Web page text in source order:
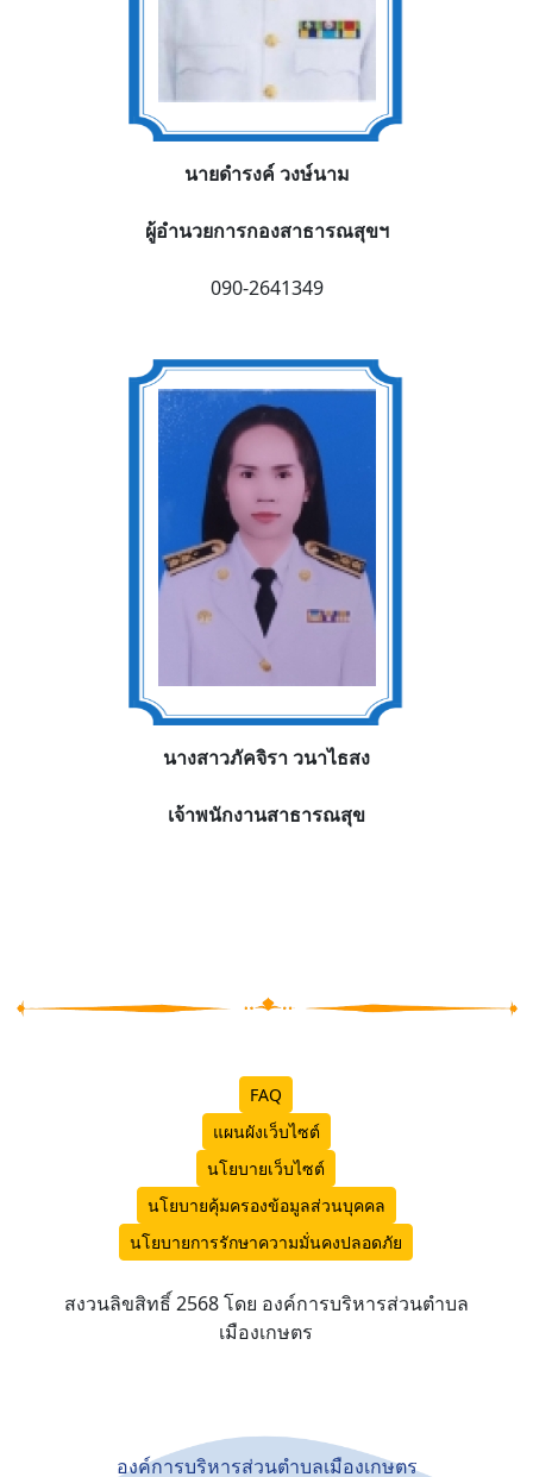
นายดำรงค์ วงษ์นาม
ผู้อำนวยการกองสาธารณสุขฯ
090-2641349
นางสาวภัคจิรา วนาไธสง
เจ้าพนักงานสาธารณสุข
FAQ
แผนผังเว็บไซต์
นโยบายเว็บไซต์
นโยบายคุ้มครองข้อมูลส่วนบุคคล
นโยบายการรักษาความมั่นคงปลอดภัย
สงวนลิขสิทธิ์ 2568 โดย องค์การบริหารส่วนตำบล
เมืองเกษตร
องค์การบริหารส่วนตำบลเมืองเกษตร